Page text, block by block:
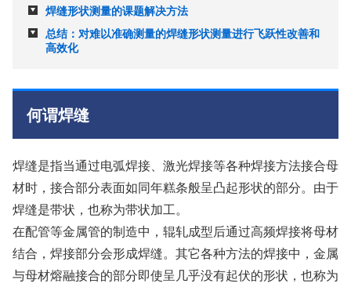
焊缝形状测量的课题解决方法
总结：对难以准确测量的焊缝形状测量进行飞跃性改善和
高效化
何谓焊缝
焊缝是指当通过电弧焊接、激光焊接等各种焊接方法接合母
材时，接合部分表面如同年糕条般呈凸起形状的部分。由于
焊缝是带状，也称为带状加工。
在配管等金属管的制造中，辊轧成型后通过高频焊接将母材
结合，焊接部分会形成焊缝。其它各种方法的焊接中，金属
与母材熔融接合的部分即使呈几乎没有起伏的形状，也称为